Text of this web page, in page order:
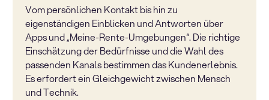
Vom persönlichen Kontakt bis hin zu
eigenständigen Einblicken und Antworten über
Apps und „Meine-Rente-Umgebungen“. Die richtige
Einschätzung der Bedürfnisse und die Wahl des
passenden Kanals bestimmen das Kundenerlebnis.
Es erfordert ein Gleichgewicht zwischen Mensch
und Technik.